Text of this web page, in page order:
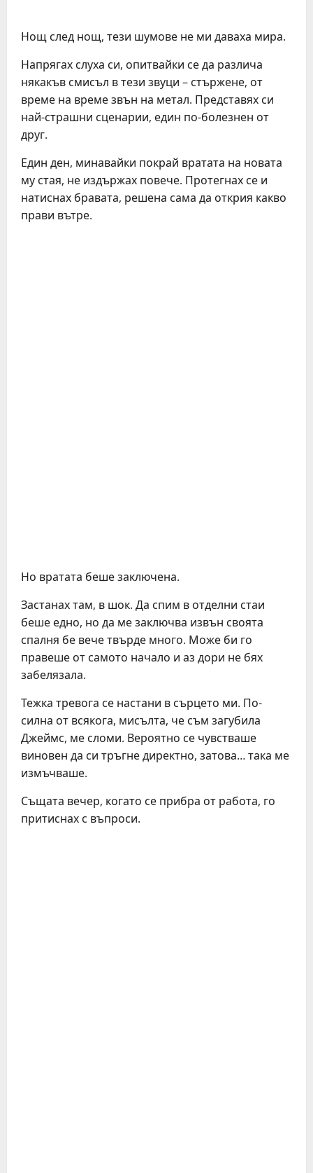
Нощ след нощ, тези шумове не ми даваха мира.
Напрягах слуха си, опитвайки се да различа
някакъв смисъл в тези звуци – стържене, от
време на време звън на метал. Представях си
най-страшни сценарии, един по-болезнен от
друг.
Един ден, минавайки покрай вратата на новата
му стая, не издържах повече. Протегнах се и
натиснах бравата, решена сама да открия какво
прави вътре.
Но вратата беше заключена.
Застанах там, в шок. Да спим в отделни стаи
беше едно, но да ме заключва извън своята
спалня бе вече твърде много. Може би го
правеше от самото начало и аз дори не бях
забелязала.
Тежка тревога се настани в сърцето ми. По-
силна от всякога, мисълта, че съм загубила
Джеймс, ме сломи. Вероятно се чувстваше
виновен да си тръгне директно, затова… така ме
измъчваше.
Същата вечер, когато се прибра от работа, го
притиснах с въпроси.